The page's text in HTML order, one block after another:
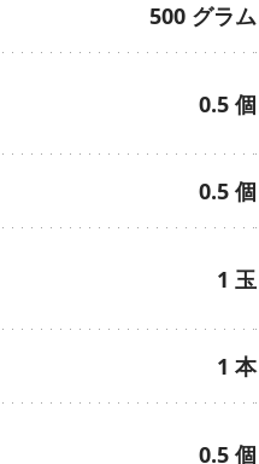
500 グラム
0.5 個
0.5 個
1 玉
1 本
0.5 個